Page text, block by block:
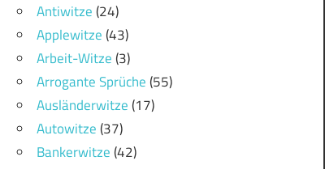
Antiwitze(24)
Applewitze(43)
Arbeit-Witze(3)
Arrogante Sprüche(55)
Ausländerwitze(17)
Autowitze(37)
Bankerwitze(42)